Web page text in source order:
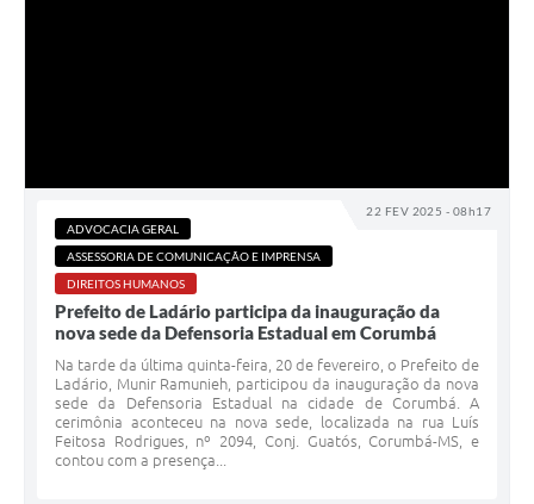
22 FEV 2025 - 08h17
ADVOCACIA GERAL
ASSESSORIA DE COMUNICAÇÃO E IMPRENSA
DIREITOS HUMANOS
Prefeito de Ladário participa da inauguração da
nova sede da Defensoria Estadual em Corumbá
Na tarde da última quinta-feira, 20 de fevereiro, o Prefeito de
Ladário, Munir Ramunieh, participou da inauguração da nova
sede da Defensoria Estadual na cidade de Corumbá. A
cerimônia aconteceu na nova sede, localizada na rua Luís
Feitosa Rodrigues, nº 2094, Conj. Guatós, Corumbá-MS, e
contou com a presença...